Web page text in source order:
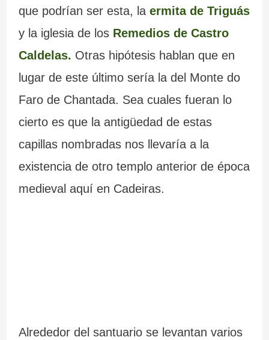
que podrían ser esta, la ermita de Triguás
y la iglesia de los Remedios de Castro
Caldelas. Otras hipótesis hablan que en
lugar de este último sería la del Monte do
Faro de Chantada. Sea cuales fueran lo
cierto es que la antigüedad de estas
capillas nombradas nos llevaría a la
existencia de otro templo anterior de época
medieval aquí en Cadeiras.
Alrededor del santuario se levantan varios